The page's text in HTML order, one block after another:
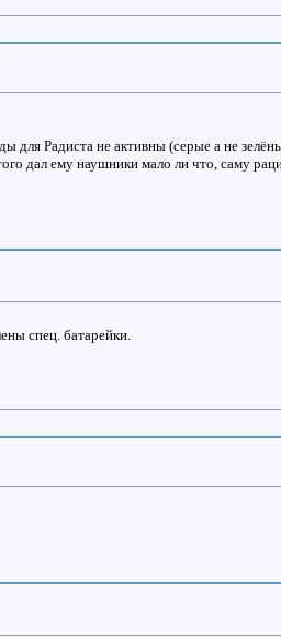
Радиста не активны (серые а не
дал ему наушники мало ли что, саму
спец. батарейки.